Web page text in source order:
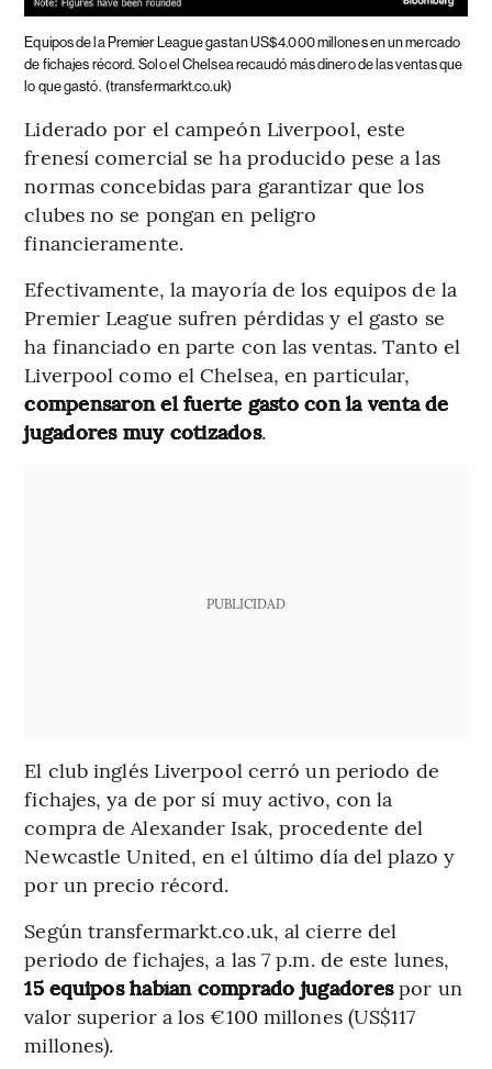
Equipos de la Premier League gastan US$4.000 millones en un mercado
de fichajes récord. Solo el Chelsea recaudó más dinero de las ventas que
lo que gastó. (transfermarkt.co.uk)
Liderado por el campeón Liverpool, este
frenesí comercial se ha producido pese a las
normas concebidas para garantizar que los
clubes no se pongan en peligro
financieramente.
Efectivamente, la mayoría de los equipos de la
Premier League sufren pérdidas y el gasto se
ha financiado en parte con las ventas. Tanto el
Liverpool como el Chelsea, en particular,
compensaron el fuerte gasto con la venta de
jugadores muy cotizados.
PUBLICIDAD
El club inglés Liverpool cerró un periodo de
fichajes, ya de por sí muy activo, con la
compra de Alexander Isak, procedente del
Newcastle United, en el último día del plazo y
por un precio récord.
Según transfermarkt.co.uk, al cierre del
periodo de fichajes, a las 7 p.m. de este lunes,
15 equipos habían comprado jugadorespor un
valor superior a los €100 millones (US$117
millones).